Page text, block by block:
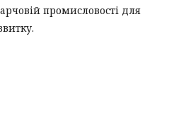
промисловості для